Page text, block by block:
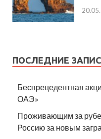
ПОСЛЕДНИЕ
Беспрецедентная
ОАЭ»
Проживающим за
Россию за новым